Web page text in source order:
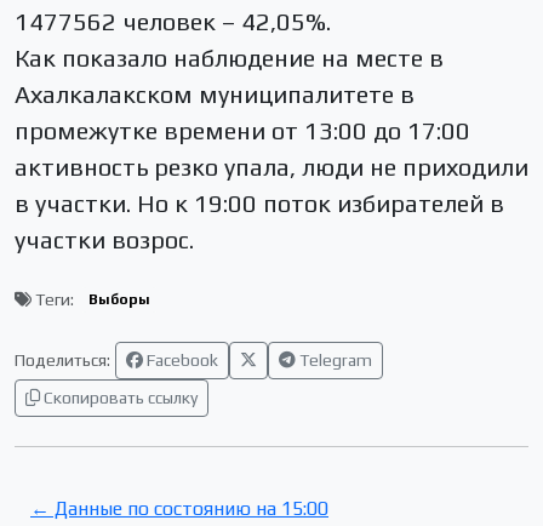
1477562 человек – 42,05%.
Как показало наблюдение на месте в
Ахалкалакском муниципалитете в
промежутке времени от 13:00 до 17:00
активность резко упала, люди не приходили
в участки. Но к 19:00 поток избирателей в
участки возрос.
Теги: Выборы
Поделиться: Facebook
Telegram
Скопировать ссылку
← Данные по состоянию на 15:00